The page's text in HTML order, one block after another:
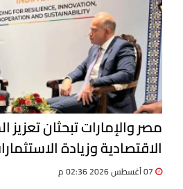
مصر والإمارات تبحثان تعزيز
الاقتصادية وزيادة
التجاري